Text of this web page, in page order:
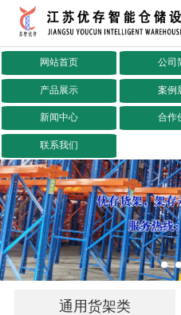
网站首页 公司
产品展示 案例
新闻中心 合作
联系我们
通用货架类